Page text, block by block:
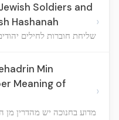
Soldiers and
Hashanah
שליחת חוברות לחילים
›
Min
Meaning of
מדוע בחנוכה יש מהדרין
›